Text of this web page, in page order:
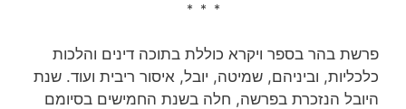
* * *
פרשת בהר בספר ויקרא כוללת בתוכה דינים והלכות
כלכליות, וביניהם, שמיטה, יובל, איסור ריבית ועוד. שנת
היובל הנזכרת בפרשה, חלה בשנת החמישים בסיומם